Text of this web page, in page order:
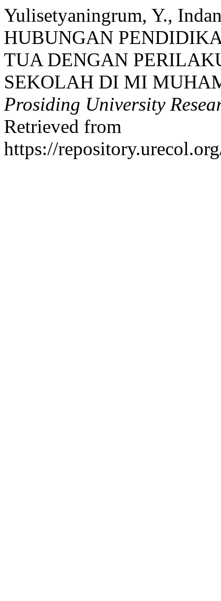
Yulisetyaningrum, Y.,
HUBUNGAN
TUA DENGAN
SEKOLAH DI MI
Prosiding University
Retrieved from
https://